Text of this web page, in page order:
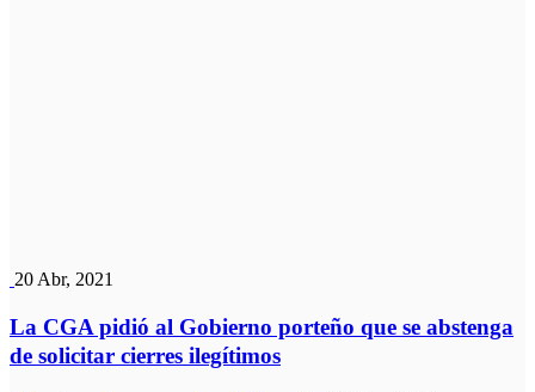
20 Abr, 2021
La CGA pidió al Gobierno porteño que se abstenga
de solicitar cierres ilegítimos